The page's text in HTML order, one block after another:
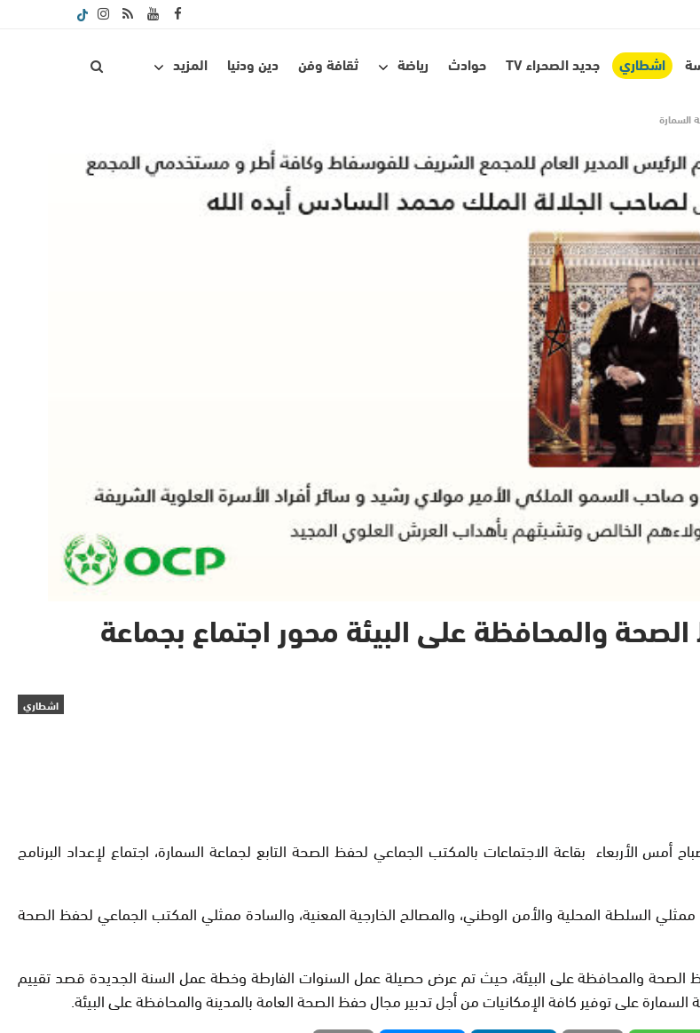
اشطاري جديد الصحراء TV حوادث رياضة ثقافة وفن دين ودنيا المزيد
السمارة
والمحافظة على البيئة محور اجتماع بجماعة
اشطاري
الأربعاء بقاعة الاجتماعات بالمكتب الجماعي لحفظ الصحة التابع لجماعة السمارة، اجتماع لإعداد البرنامج
السلطة المحلية والأمن الوطني، والمصالح الخارجية المعنية، والسادة ممثلي المكتب الجماعي لحفظ الصحة
الصحة والمحافظة على البيئة، حيث تم عرض حصيلة عمل السنوات الفارطة وخطة عمل السنة الجديدة قصد تقييم
على توفير كافة الإمكانيات من أجل تدبير مجال حفظ الصحة العامة بالمدينة والمحافظة على البيئة.